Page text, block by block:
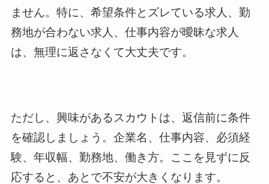
ません。特に、希望条件とズレている求人、勤
務地が合わない求人、仕事内容が曖昧な求人
は、無理に返さなくて大丈夫です。
ただし、興味があるスカウトは、返信前に条件
を確認しましょう。企業名、仕事内容、必須経
験、年収幅、勤務地、働き方。ここを見ずに反
応すると、あとで不安が大きくなります。